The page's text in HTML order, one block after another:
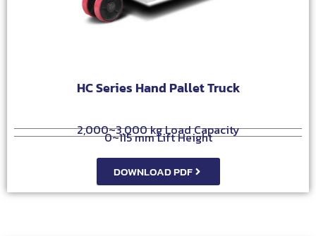
HC Series Hand Pallet Truck
2,000~3,000 kg Load Capacity
0~115 mm Lift Height
DOWNLOAD PDF